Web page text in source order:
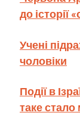
до історії
Учені
чоловіки
Події в
таке